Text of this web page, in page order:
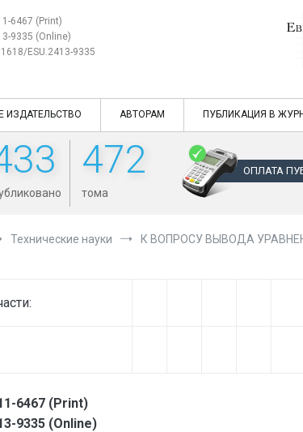
6467 (Print)
9335 (Online)
ESU.2413-9335
Евразийский
ИЗДАТЕЛЬСТВО АВТОРАМ ПУБЛИКАЦИЯ В
472
тома
ОПЛАТА
Технические науки К ВОПРОСУ ВЫВОДА
6467 (Print)
9335 (Online)